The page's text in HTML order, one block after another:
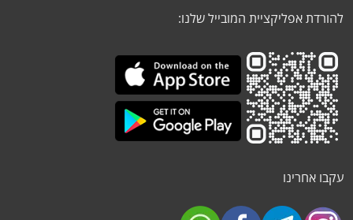
להורדת אפליקציית המובייל שלנו:
עקבו אחרינו